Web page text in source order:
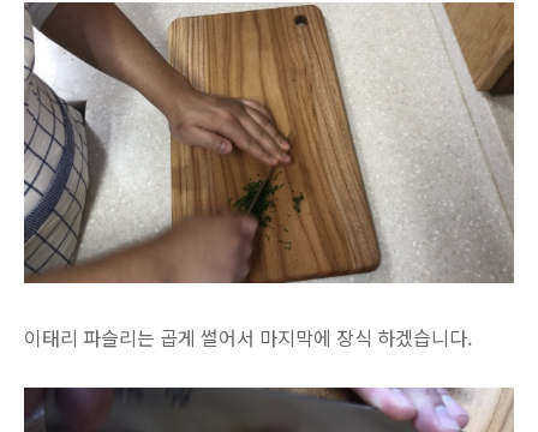
이태리 파슬리는 곱게 썰어서 마지막에 장식 하겠습니다.